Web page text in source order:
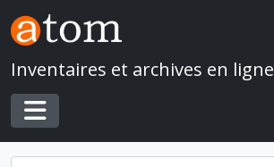
Skip to main content
Inventaires et archives en ligne
Toggle navigation